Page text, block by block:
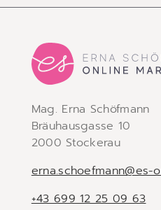
Mag. Erna Schöfmann
Bräuhausgasse 10
2000 Stockerau
erna.schoefmann­@es-
+43 699 12 25 09 63